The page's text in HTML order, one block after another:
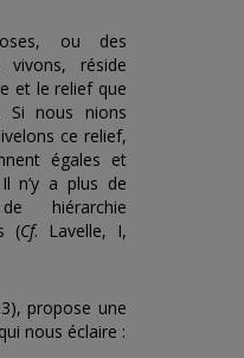
ou des
réside
et le relief que
Si nous nions
ce relief,
égales et
n’y a plus de
hiérarchie
(Cf. Lavelle, I,
propose une
nous éclaire :